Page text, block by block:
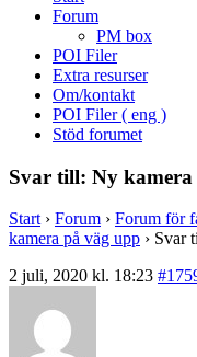
Forum
PM box
POI Filer
Extra resurser
Om/kontakt
POI Filer ( eng )
Stöd forumet
Svar till: Ny
Start › Forum › Forum för
kamera på väg upp › Svar
2 juli, 2020 kl. 18:23